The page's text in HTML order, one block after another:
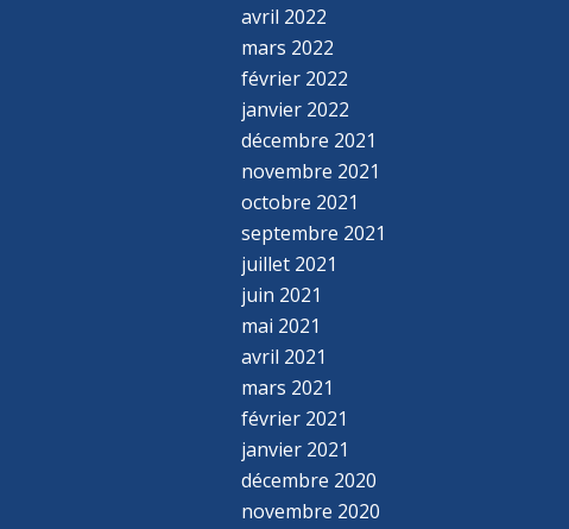
avril 2022
mars 2022
février 2022
janvier 2022
décembre 2021
novembre 2021
octobre 2021
septembre 2021
juillet 2021
juin 2021
mai 2021
avril 2021
mars 2021
février 2021
janvier 2021
décembre 2020
novembre 2020